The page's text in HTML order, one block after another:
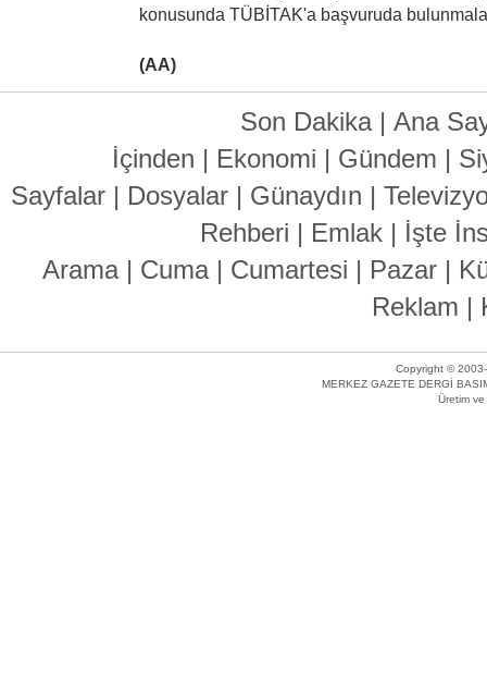
konusunda TÜBİTAK'a başvuruda
(AA)
Son Dakika| Ana
İçinden | Ekonomi | Gündem |
Sayfalar | Dosyalar | Günaydın |
Rehberi | Emlak| İşte
Arama| Cuma| Cumartesi | Pazar |
Reklam |
Copyright © 2003-
MERKEZ GAZETE DERGİ
Üretim